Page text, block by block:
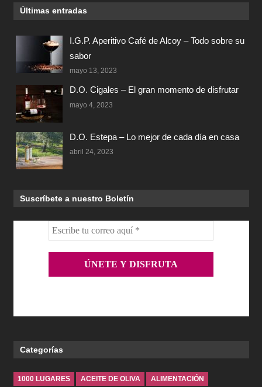
Últimas entradas
I.G.P. Aperitivo Café de Alcoy – Todo sobre su
sabor
mayo 13, 2023
D.O. Cigales – El gran momento de disfrutar
mayo 4, 2023
D.O. Estepa – Lo mejor de cada día en casa
abril 24, 2023
Suscríbete a nuestro Boletín
Categorías
1000 LUGARES ACEITE DE OLIVA ALIMENTACIÓN